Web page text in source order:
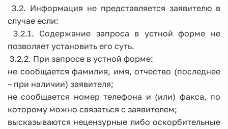
3.2. Информация не представляется заявителю в
случае если:
3.2.1. Содержание запроса в устной форме не
позволяет установить его суть.
3.2.2. При запросе в устной форме:
не сообщается фамилия, имя, отчество (последнее
– при наличии) заявителя;
не сообщается номер телефона и (или) факса, по
которому можно связаться с заявителем;
высказываются нецензурные либо оскорбительные